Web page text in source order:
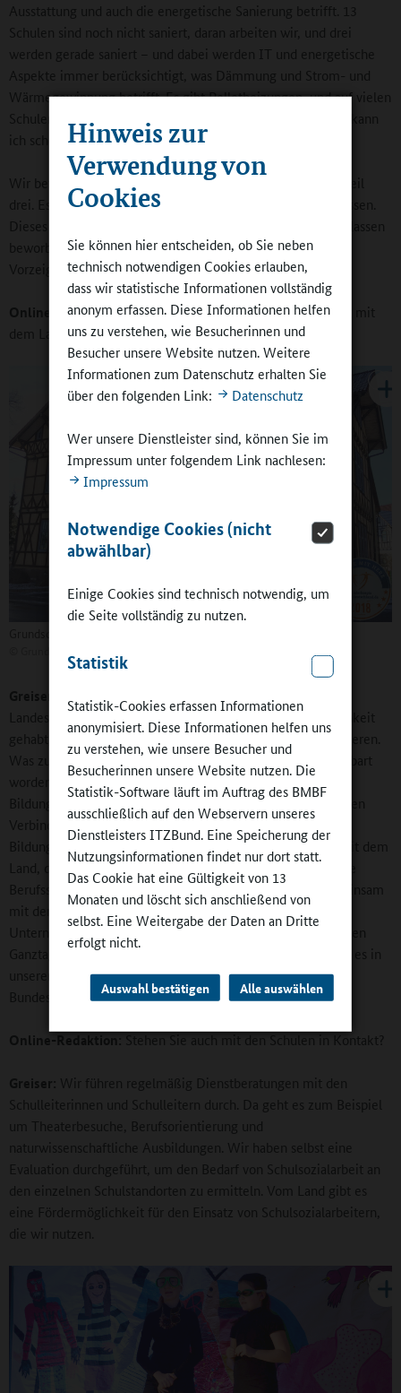
Hinweis zur
Verwendung von
Cookies
Sie können hier entscheiden, ob Sie neben
technisch notwendigen Cookies erlauben,
dass wir statistische Informationen vollständig
anonym erfassen. Diese Informationen helfen
uns zu verstehen, wie Besucherinnen und
Besucher unsere Website nutzen. Weitere
Informationen zum Datenschutz erhalten Sie
über den folgenden Link:
Datenschutz
Wer unsere Dienstleister sind, können Sie im
Impressum unter folgendem Link nachlesen:
Impressum
Notwendige Cookies (nicht
abwählbar)
Einige Cookies sind technisch notwendig, um
die Seite vollständig zu nutzen.
Statistik
Statistik-Cookies erfassen Informationen
anonymisiert. Diese Informationen helfen uns
zu verstehen, wie unsere Besucher und
Besucherinnen unsere Website nutzen. Die
Statistik-Software läuft im Auftrag des BMBF
ausschließlich auf den Webservern unseres
Dienstleisters ITZBund. Eine Speicherung der
Nutzungsinformationen findet nur dort statt.
Das Cookie hat eine Gültigkeit von 13
Monaten und löscht sich anschließend von
selbst. Eine Weitergabe der Daten an Dritte
erfolgt nicht.
Auswahl bestätigen Alle auswählen
Ausstattung und auch die energetische Sanierung betrifft. 13
Schulen sind noch nicht saniert, daran arbeiten wir, und drei
werden gerade saniert – und dabei werden IT und energetische
Aspekte immer berücksichtigt, was Dämmung und Strom- und
Wärmegewinnung betrifft. Es gibt Pelletheizungen, und auf vielen
Schulen haben wir Solaranlagen auf die Dächer gesetzt. Da kann
ich schon mit Stolz sagen, dass wir da recht weit sind.
Wir beteiligen uns auch am Digitalpakt, sind da bereits in Teil
drei. Es gibt Whiteboards, wir setzen nun aber auf iPad-Klassen.
Dieses Jahr haben sich zehn weitere Schulen für die iPad-Klassen
beworben. In diesem Bereich sind wir ein echter
Vorzeigelandkreis, da schauen einige ganz neidvoll auf uns.
Online-Redaktion:Wie gestaltet sich die Zusammenarbeit mit
dem Land?
Greiser:
Landesregierung. Wir haben dort als Kommune die Möglichkeit
gehabt, das neue Bildungsgesetz zu erörtern und zu reflektieren.
Was zu den Schulformen, Schul- und Klassengrößen vereinbart
worden ist, hat natürlich Auswirkungen auf unsere
Bildungslandschaft. Wir stehen aber auch sonst in einer engen
Verbindung. Ich habe erst vor zwei Tagen mit dem
Bildungsminister telefoniert. Es laufen gerade Gespräche mit dem
Land, den Kammern und anderen Kommunen über die neue
Berufsschulgesetzgebung, die wir für 2022 erwarten. Gemeinsam
mit den Kammern unterhalten wir die Jugend-
Unternehmerwerkstätten, wo wir auch mit Hilfe von Vereinen
Ganztagsangebote geschaffen haben. Seit Anfang 2019 gibt es in
unserem Landkreis außerdem die Jugendberufsagentur der
Bundesagentur für Arbeit.
Online-Redaktion: Stehen Sie auch mit den Schulen in Kontakt?
Greiser: Wir führen regelmäßig Dienstberatungen mit den
Schulleiterinnen und Schulleitern durch. Da geht es zum Beispiel
um Theaterbesuche, Berufsorientierung und
naturwissenschaftliche Ausbildungen. Wir haben selbst eine
Evaluation durchgeführt, um den Bedarf von Schulsozialarbeit an
den einzelnen Schulstandorten zu ermitteln. Vom Land gibt es
eine Fördermöglichkeit für den Einsatz von Schulsozialarbeitern,
die wir nutzen.